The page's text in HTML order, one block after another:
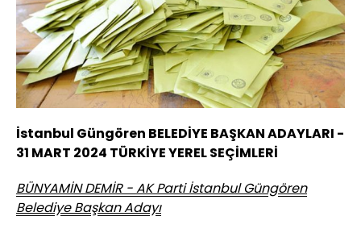
İstanbul Güngören BELEDİYE BAŞKAN ADAYLARI -
31 MART 2024 TÜRKİYE YEREL SEÇİMLERİ
BÜNYAMİN DEMİR - AK Parti İstanbul Güngören
Belediye Başkan Adayı